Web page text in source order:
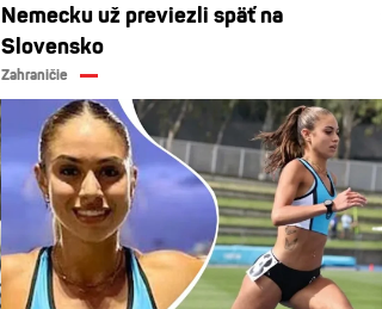
Nemecku už previezli späť na
Slovensko
Zahraničie